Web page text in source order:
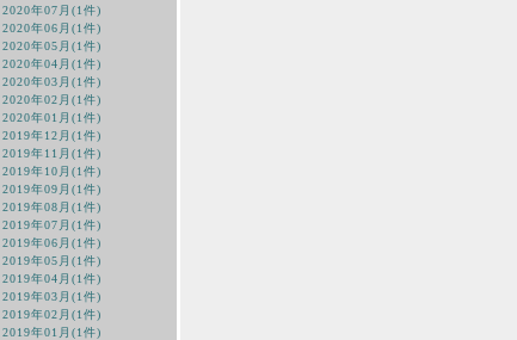
2020年07月(1件)
2020年06月(1件)
2020年05月(1件)
2020年04月(1件)
2020年03月(1件)
2020年02月(1件)
2020年01月(1件)
2019年12月(1件)
2019年11月(1件)
2019年10月(1件)
2019年09月(1件)
2019年08月(1件)
2019年07月(1件)
2019年06月(1件)
2019年05月(1件)
2019年04月(1件)
2019年03月(1件)
2019年02月(1件)
2019年01月(1件)